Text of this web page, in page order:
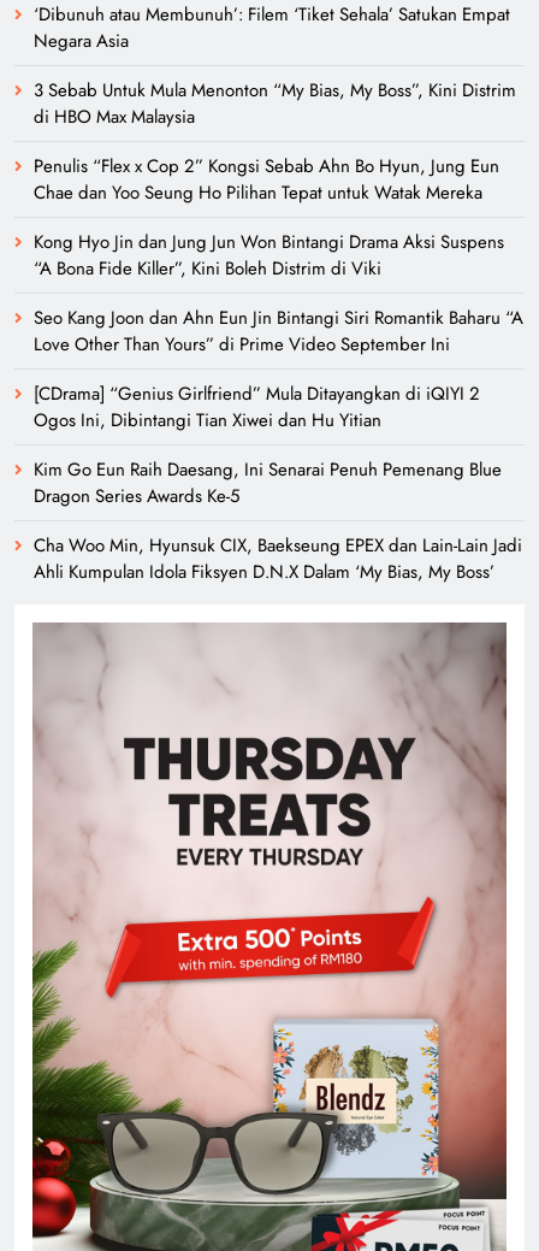
‘Dibunuh atau Membunuh’: Filem ‘Tiket Sehala’ Satukan Empat
Negara Asia
3 Sebab Untuk Mula Menonton “My Bias, My Boss”, Kini Distrim
di HBO Max Malaysia
Penulis “Flex x Cop 2” Kongsi Sebab Ahn Bo Hyun, Jung Eun
Chae dan Yoo Seung Ho Pilihan Tepat untuk Watak Mereka
Kong Hyo Jin dan Jung Jun Won Bintangi Drama Aksi Suspens
“A Bona Fide Killer”, Kini Boleh Distrim di Viki
Seo Kang Joon dan Ahn Eun Jin Bintangi Siri Romantik Baharu “A
Love Other Than Yours” di Prime Video September Ini
[CDrama] “Genius Girlfriend” Mula Ditayangkan di iQIYI 2
Ogos Ini, Dibintangi Tian Xiwei dan Hu Yitian
Kim Go Eun Raih Daesang, Ini Senarai Penuh Pemenang Blue
Dragon Series Awards Ke-5
Cha Woo Min, Hyunsuk CIX, Baekseung EPEX dan Lain-Lain Jadi
Ahli Kumpulan Idola Fiksyen D.N.X Dalam ‘My Bias, My Boss’